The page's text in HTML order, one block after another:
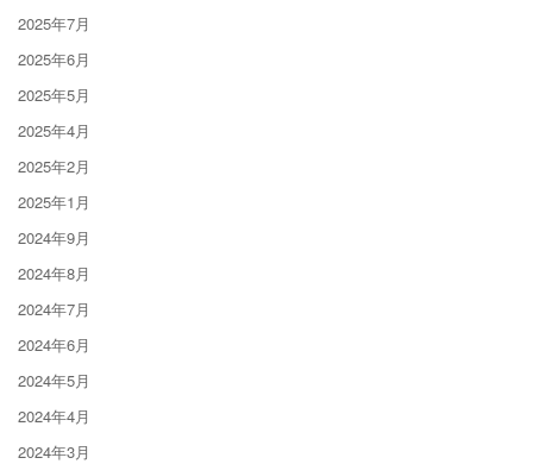
2025年7月
2025年6月
2025年5月
2025年4月
2025年2月
2025年1月
2024年9月
2024年8月
2024年7月
2024年6月
2024年5月
2024年4月
2024年3月